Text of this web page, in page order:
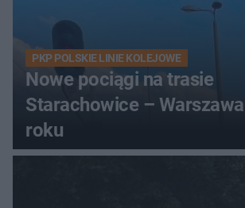
PKP POLSKIE LINIE KOLEJOWE
Nowe pociągi na trasie
Starachowice –
roku